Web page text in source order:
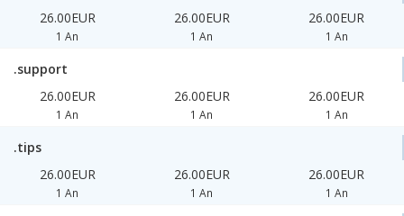
26.00EUR
1 An
26.00EUR
1 An
26.00EUR
1 An
.support
26.00EUR
1 An
26.00EUR
1 An
26.00EUR
1 An
.tips
26.00EUR
1 An
26.00EUR
1 An
26.00EUR
1 An